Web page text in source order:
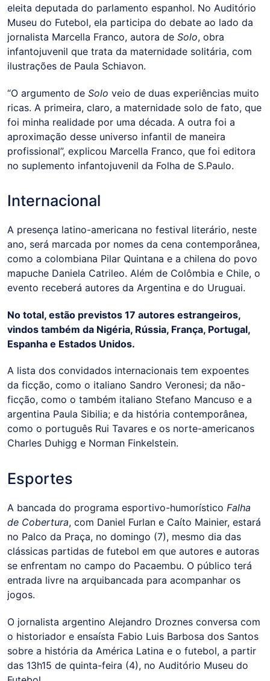
eleita deputada do parlamento espanhol. No Auditório
Museu do Futebol, ela participa do debate ao lado da
jornalista Marcella Franco, autora de Solo, obra
infantojuvenil que trata da maternidade solitária, com
ilustrações de Paula Schiavon.
“O argumento de Solo veio de duas experiências muito
ricas. A primeira, claro, a maternidade solo de fato, que
foi minha realidade por uma década. A outra foi a
aproximação desse universo infantil de maneira
profissional”, explicou Marcella Franco, que foi editora
no suplemento infantojuvenil da Folha de S.Paulo.
Internacional
A presença latino-americana no festival literário, neste
ano, será marcada por nomes da cena contemporânea,
como a colombiana Pilar Quintana e a chilena do povo
mapuche Daniela Catrileo. Além de Colômbia e Chile, o
evento receberá autores da Argentina e do Uruguai.
No total, estão previstos 17 autores estrangeiros,
vindos também da Nigéria, Rússia, França, Portugal,
Espanha e Estados Unidos.
A lista dos convidados internacionais tem expoentes
da ficção, como o italiano Sandro Veronesi; da não-
ficção, como o também italiano Stefano Mancuso e a
argentina Paula Sibilia; e da história contemporânea,
como o português Rui Tavares e os norte-americanos
Charles Duhigg e Norman Finkelstein.
Esportes
A bancada do programa esportivo-humorístico Falha
de Cobertura, com Daniel Furlan e Caíto Mainier, estará
no Palco da Praça, no domingo (7), mesmo dia das
clássicas partidas de futebol em que autores e autoras
se enfrentam no campo do Pacaembu. O público terá
entrada livre na arquibancada para acompanhar os
jogos.
O jornalista argentino Alejandro Droznes conversa com
o historiador e ensaísta Fabio Luis Barbosa dos Santos
sobre a história da América Latina e o futebol, a partir
das 13h15 de quinta-feira (4), no Auditório Museu do